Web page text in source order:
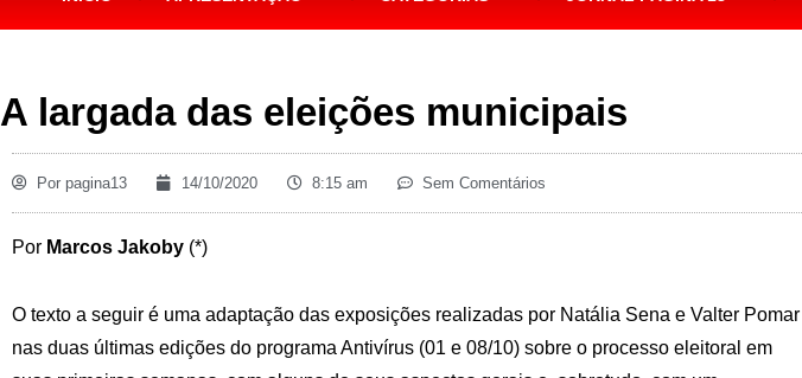
A largada das eleições municipais
Por pagina13 14/10/2020 8:15 am Sem Comentários
Por Marcos Jakoby (*)
O texto a seguir é uma adaptação das exposições realizadas por Natália Sena e Valter Pomar
nas duas últimas edições do programa Antivírus (01 e 08/10) sobre o processo eleitoral em